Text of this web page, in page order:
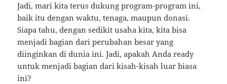
Jadi, mari kita terus dukung program-program ini,
baik itu dengan waktu, tenaga, maupun donasi.
Siapa tahu, dengan sedikit usaha kita, kita bisa
menjadi bagian dari perubahan besar yang
diinginkan di dunia ini. Jadi, apakah Anda ready
untuk menjadi bagian dari kisah-kisah luar biasa
ini?